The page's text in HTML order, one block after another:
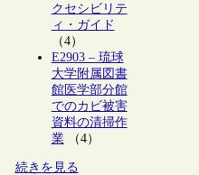
クセシビリテ
ィ・ガイド
（4）
E2903 – 琉球
大学附属図書
館医学部分館
でのカビ被害
資料の清掃作
業（4）
続きを見る